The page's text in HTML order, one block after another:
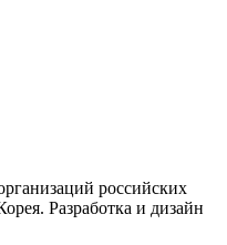
российских
Разработка и дизайн